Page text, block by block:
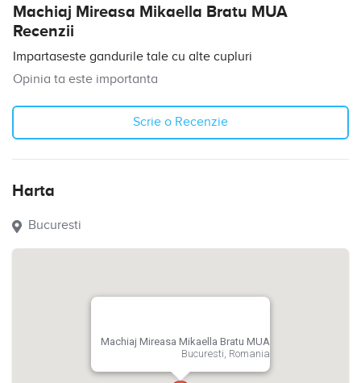
Machiaj Mireasa Mikaella Bratu MUA
Recenzii
Impartaseste gandurile tale cu alte cupluri
Opinia ta este importanta
Scrie o Recenzie
Harta
Bucuresti
Machiaj Mireasa Mikaella Bratu MUA
Bucuresti, Romania